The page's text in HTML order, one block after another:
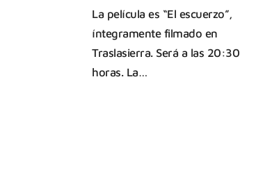
La película es “El escuerzo”,
íntegramente filmado en
Traslasierra. Será a las 20:30
horas. La…